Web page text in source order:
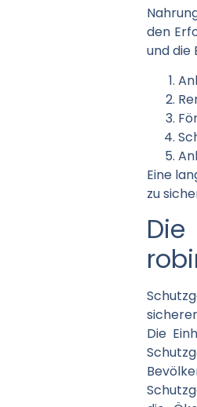
den
und die
Eine
zu
Die